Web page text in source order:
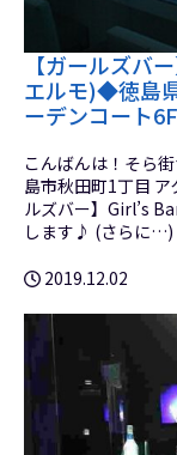
【ガールズバ
エルモ)◆徳島
ーデンコート
こんばんは！そら
島市秋田町1丁目
ルズバー】Girl’s
します♪ (さらに…)
2019.12.02